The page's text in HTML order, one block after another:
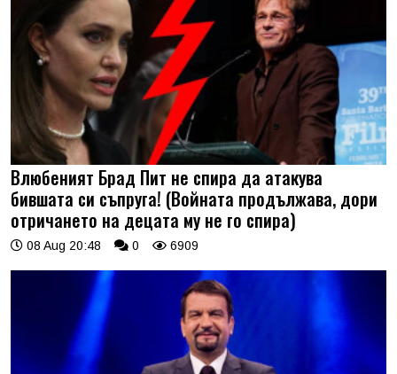
Влюбеният Брад Пит не спира да атакува
бившата си съпруга! (Войната продължава, дори
отричането на децата му не го спира)
08 Aug 20:48 0 6909